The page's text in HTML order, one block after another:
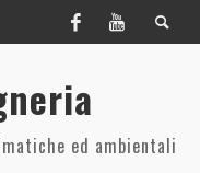
ed ambientali